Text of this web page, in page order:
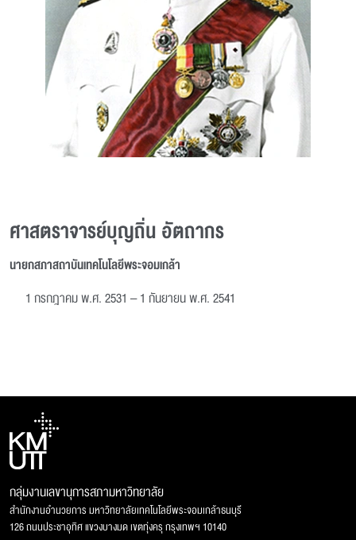
ศาสตราจารย์บุญถิ่น อัตถากร
นายกสภาสถาบันเทคโนโลยีพระจอมเกล้า
1 กรกฎาคม พ.ศ. 2531 – 1 กันยายน พ.ศ. 2541
กลุ่มงานเลขานุการสภามหาวิทยาลัย
สำนักงานอำนวยการ มหาวิทยาลัยเทคโนโลยีพระจอมเกล้าธนบุรี
126 ถนนประชาอุทิศ แขวงบางมด เขตทุ่งครุ กรุงเทพฯ 10140